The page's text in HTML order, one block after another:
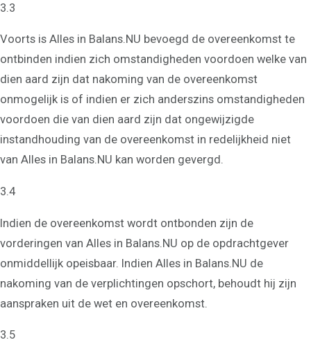
3.3
Voorts is Alles in Balans.NU bevoegd de overeenkomst te
ontbinden indien zich omstandigheden voordoen welke van
dien aard zijn dat nakoming van de overeenkomst
onmogelijk is of indien er zich anderszins omstandigheden
voordoen die van dien aard zijn dat ongewijzigde
instandhouding van de overeenkomst in redelijkheid niet
van Alles in Balans.NU kan worden gevergd.
3.4
Indien de overeenkomst wordt ontbonden zijn de
vorderingen van Alles in Balans.NU op de opdrachtgever
onmiddellijk opeisbaar. Indien Alles in Balans.NU de
nakoming van de verplichtingen opschort, behoudt hij zijn
aanspraken uit de wet en overeenkomst.
3.5